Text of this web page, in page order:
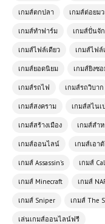
เกมส์ตกปลา เกมส์ต่อยม
เกมส์ทำฟาร์ม เกมส์ปั่นจั
เกมส์ไฟล์เดียว เกมส์ไฟล์
เกมส์ยอดนิยม เกมส์ยิงซ
เกมส์รถไฟ เกมส์รถวิบาก
เกมส์สงคราม เกมส์สไนเ
เกมส์สร้างเมือง เกมส์สำ
เกมส์ออนไลน์ เกมส์เอา
เกมส์ Assassin's เกมส์
เกมส์ Minecraft เกมส์
เกมส์ Sniper เกมส์ The
เล่นเกมส์ออนไลน์ฟรี
ในโลก
ดาวน์โหลดเก
Free
เกมออนไลน์ฟรี
พลาด
เกมส์ออนไลน์ฟ
เกมออนไลน์ฟ